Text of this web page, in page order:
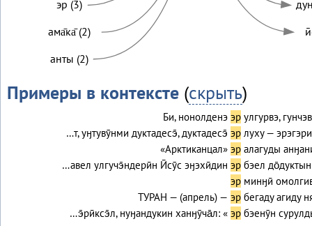
эр (3)
ама̄ка̄ (2)
анты (2)
Примеры в контексте(скрыть)
Би, нонолденэ эр улгурвэ,
…т, уӈтувӯнми дуктадесэ̄, дуктадесэ̄ эр луху —
«Арктиканцал» эр алагуды
…авел улгучэ̄ндерӣн Ӣсӯс эӈэхӣдин эр бэел
эр минӈӣ
ТУРАН — (апрель) — эр бегаду агиду
…э̄рӣксэ̄л, нуӈандукин ханӈӯча̄л: « эр бэенӯн